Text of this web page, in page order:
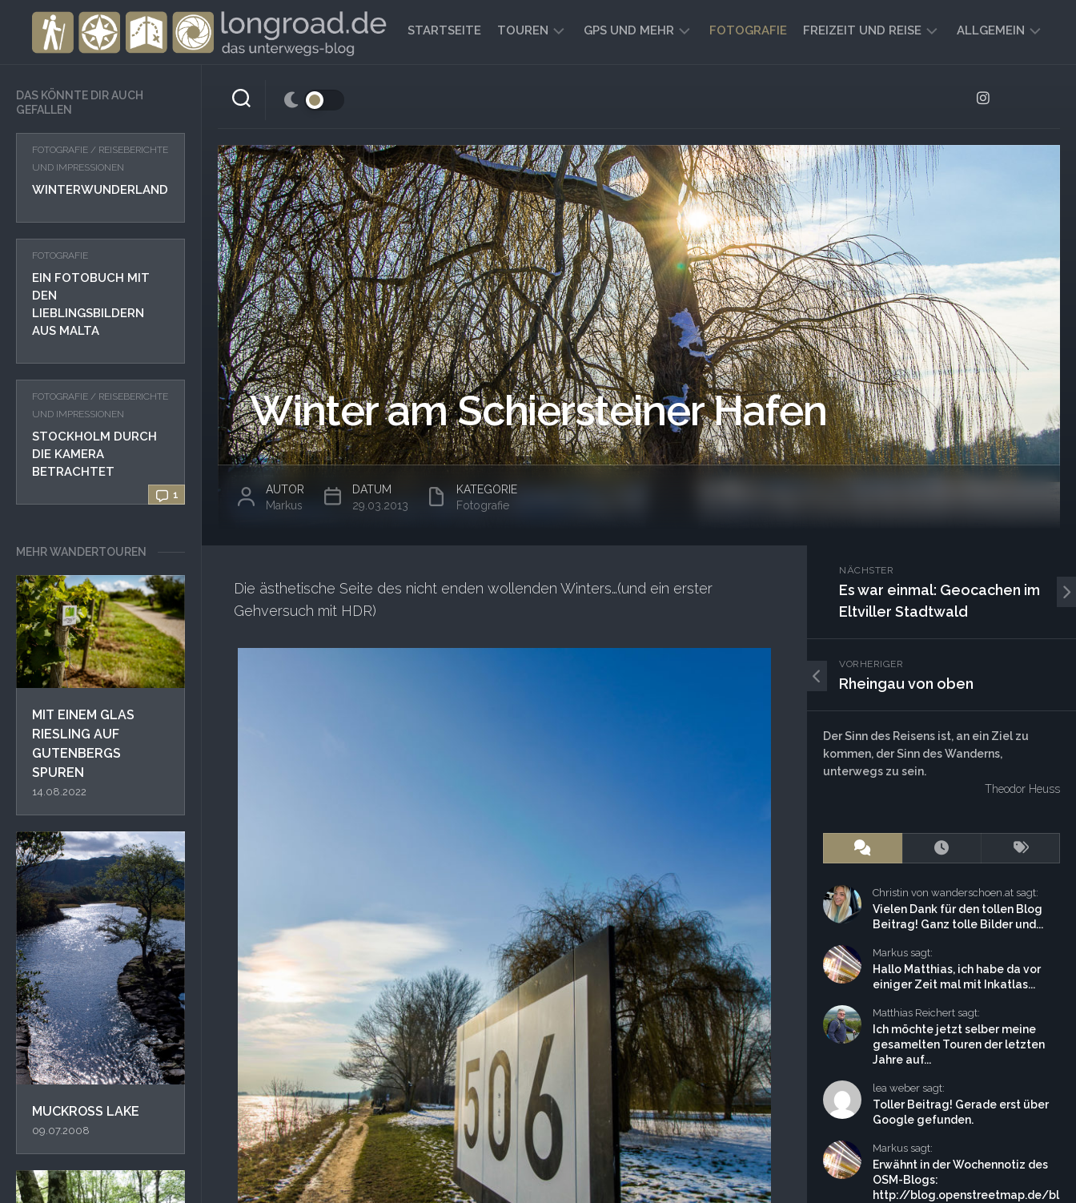
STARTSEITE TOUREN GPS UND MEHR
GEOCACHING
FOTOGRAFIE FREIZEIT UND REISE
REISEBERICHTE
UND
IMPRESSIONEN
FREIZEIT-
TIPPS
ALLGEMEIN
DAS KÖNNTE DIR AUCH
GEFALLEN
FOTOGRAFIE / REISEBERICHTE
UND IMPRESSIONEN
WINTERWUNDERLAND
FOTOGRAFIE
EIN FOTOBUCH MIT
DEN
LIEBLINGSBILDERN
AUS MALTA
1
FOTOGRAFIE / REISEBERICHTE
UND IMPRESSIONEN
STOCKHOLM DURCH
DIE KAMERA
BETRACHTET
MEHR WANDERTOUREN
MIT EINEM GLAS
RIESLING AUF
GUTENBERGS
SPUREN
14.08.2022
MUCKROSS LAKE
09.07.2008
Winter am Schiersteiner Hafen
AUTOR
Markus
DATUM
29.03.2013
KATEGORIE
Fotografie
Die ästhetische Seite des nicht enden wollenden Winters…(und ein erster
Gehversuch mit HDR)
NÄCHSTER
Es war einmal: Geocachen im
Eltviller Stadtwald
VORHERIGER
Rheingau von oben
Der Sinn des Reisens ist, an ein Ziel zu
kommen, der Sinn des Wanderns,
unterwegs zu sein.
Theodor Heuss
Christin von wanderschoen.at sagt:
Vielen Dank für den tollen Blog
Beitrag! Ganz tolle Bilder und...
Markus sagt:
Hallo Matthias, ich habe da vor
einiger Zeit mal mit Inkatlas...
Matthias Reichert sagt:
Ich möchte jetzt selber meine
gesamelten Touren der letzten
Jahre auf...
lea weber sagt:
Toller Beitrag! Gerade erst über
Google gefunden.
Markus sagt:
Erwähnt in der Wochennotiz des
OSM-Blogs:
http://blog.openstreetmap.de/bl